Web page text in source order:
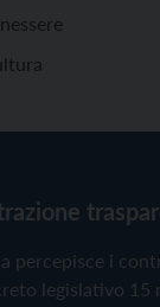
percepisce i
legislativo 15